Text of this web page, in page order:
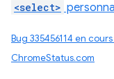
<select>
Bug 335456114 en
ChromeStatus.com